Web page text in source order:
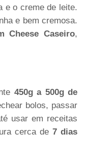
e o creme de leite.
e bem cremosa.
Cheese Caseiro,
450g a 500g de
bolos, passar
usar em receitas
cerca de 7 dias